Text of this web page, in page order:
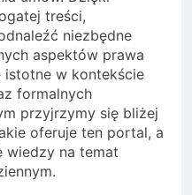
treści,
niezbędne
aspektów prawa
istotne w kontekście
formalnych
przyjrzymy się bliżej
oferuje ten portal, a
wiedzy na temat